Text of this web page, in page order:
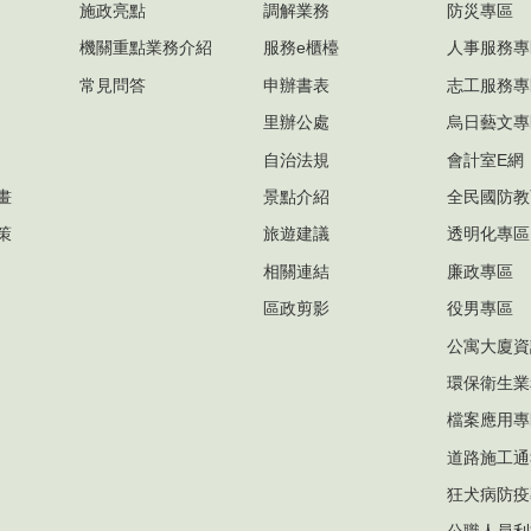
施政亮點
機關重點業務介紹
常見問答
調解業務
服務e櫃檯
申辦書表
里辦公處
自治法規
景點介紹
旅遊建議
相關連結
區政剪影
防災專區
人事服務
志工服務
烏日藝文
會計室E網
全民國防
透明化專區
廉政專區
役男專區
公寓大廈
環保衛生
檔案應用
道路施工
狂犬病防